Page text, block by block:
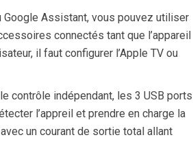
Google Assistant, vous pouvez utiliser
connectés tant que l’appareil
il faut configurer l’Apple TV ou
contrôle indépendant, les 3 USB ports
l’appreil et prendre en charge la
un courant de sortie total allant